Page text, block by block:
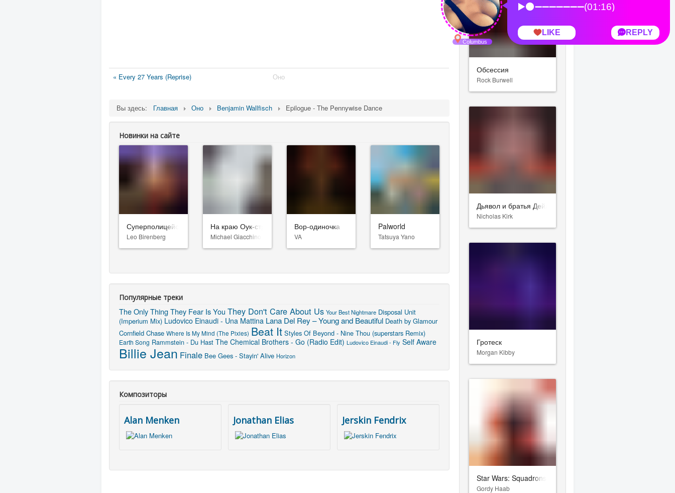
« Every 27 Years (Reprise) Оно
Вы здесь: Главная Оно Benjamin Wallfisch Epilogue - The Pennywise Dance
Новинки на сайте
Суперполицейские 3
Leo Birenberg
На краю Оук-стрит
Michael Giacchino
Вор-одиночка
VA
Palworld
Tatsuya Yano
Популярные треки
The Only Thing They Fear Is You They Don't Care About Us Your Best Nightmare Disposal Unit
(Imperium Mix) Ludovico Einaudi - Una Mattina Lana Del Rey – Young and Beautiful Death by Glamour
Cornfield Chase Where Is My Mind (The Pixies) Beat It Styles Of Beyond - Nine Thou (superstars Remix)
Earth Song Rammstein - Du Hast The Chemical Brothers - Go (Radio Edit) Ludovico Einaudi - Fly Self Aware
Billie Jean Finale Bee Gees - Stayin' Alive Horizon
Композиторы
Alan Menken Jonathan Elias Jerskin Fendrix
Обсессия
Rock Burwell
Дьявол и братья Дейлонг
Nicholas Kirk
Гротеск
Morgan Kibby
Star Wars: Squadrons
Gordy Haab